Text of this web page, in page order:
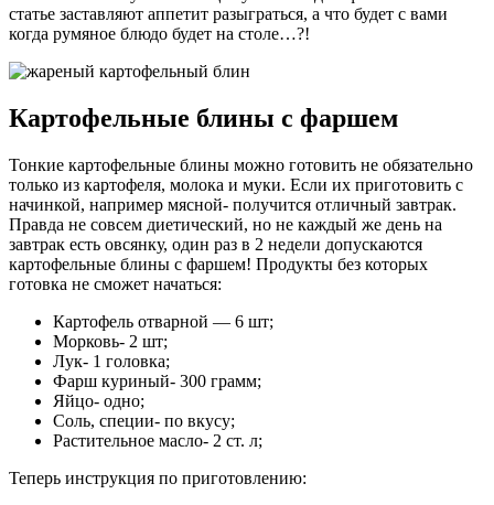
статье заставляют аппетит разыграться, а что будет с вами
когда румяное блюдо будет на столе…?!
Картофельные блины с фаршем
Тонкие картофельные блины можно готовить не обязательно
только из картофеля, молока и муки. Если их приготовить с
начинкой, например мясной- получится отличный завтрак.
Правда не совсем диетический, но не каждый же день на
завтрак есть овсянку, один раз в 2 недели допускаются
картофельные блины с фаршем! Продукты без которых
готовка не сможет начаться:
Картофель отварной — 6 шт;
Морковь- 2 шт;
Лук- 1 головка;
Фарш куриный- 300 грамм;
Яйцо- одно;
Соль, специи- по вкусу;
Растительное масло- 2 ст. л;
Теперь инструкция по приготовлению: